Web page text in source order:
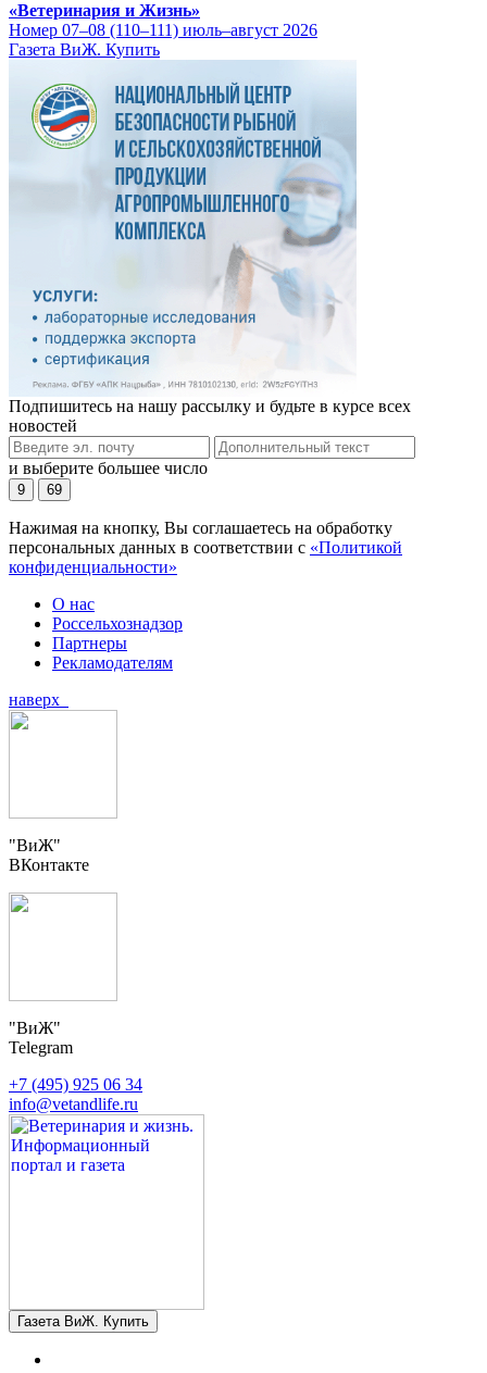
«Ветеринария и Жизнь»
Номер 07–08 (110–111) июль–август 2026
Газета ВиЖ. Купить
Подпишитесь на нашу рассылку и будьте в курсе всех
новостей
и выберите большее число
9 69
Нажимая на кнопку, Вы соглашаетесь на обработку
персональных данных в соответствии с «Политикой
конфиденциальности»
О нас
Россельхознадзор
Партнеры
Рекламодателям
наверх
"ВиЖ"
ВКонтакте
"ВиЖ"
Telegram
+7 (495) 925 06 34
info@vetandlife.ru
Газета ВиЖ. Купить